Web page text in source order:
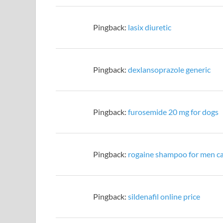
Pingback: lasix diuretic
Pingback: dexlansoprazole generic
Pingback: furosemide 20 mg for dogs
Pingback: rogaine shampoo for men
Pingback: sildenafil online price